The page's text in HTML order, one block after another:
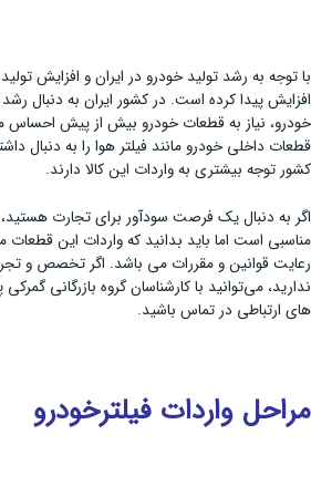
با توجه به رشد تولید خودرو در ایران و افزایش
افزایش پیدا کرده است. در کشور ایران به دنبال
خودرو، نیاز به قطعات خودرو بیش از پیش احساس
قطعات داخلی خودرو مانند فیلتر هوا را به دنبال
کشور توجه بیشتری به واردات این کالا دارند.
اگر به دنبال یک فرصت سودآور برای تجارت هستید،
مناسبی است اما باید بدانید که واردات این
رعایت قوانین و مقررات می باشد. اگر تخصص و
ندارید، می‌توانید با کارشناسان گروه بازرگانی
های ارتباطی در تماس باشید.
مراحل واردات فیلترخودرو